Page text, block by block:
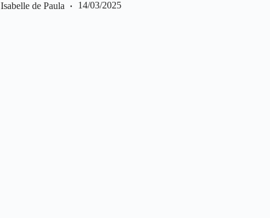
Isabelle de Paula 14/03/2025